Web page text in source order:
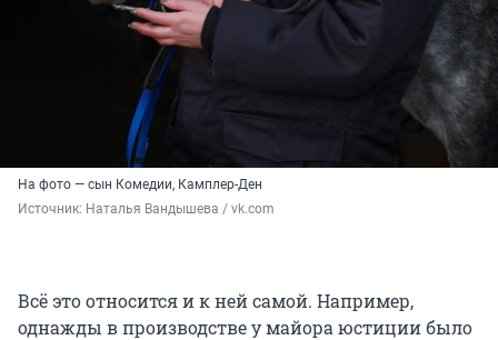
На фото — сын Комедии, Камплер-Ден
Источник: Наталья Вандышева / vk.com
Всё это относится и к ней самой. Например,
однажды в производстве у майора юстиции было